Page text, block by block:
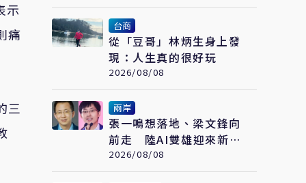
示
痛
三
台商
從「豆哥」林炳生身上發
現：人生真的很好玩
2026/08/08
兩岸
張一鳴想落地、梁文鋒向
前走 陸AI雙雄迎來新一
輪選擇
2026/08/08